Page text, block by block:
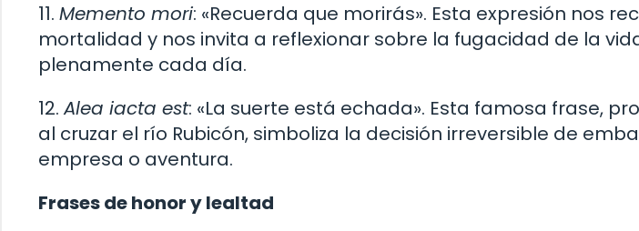
11. Memento mori: «Recuerda que morirás». Esta expresión nos
mortalidad y nos invita a reflexionar sobre la fugacidad de la
plenamente cada día.
12.Alea iacta est: «La suerte está echada». Esta famosa frase,
al cruzar el río Rubicón, simboliza la decisión irreversible de
empresa o aventura.
Frases de honor y lealtad